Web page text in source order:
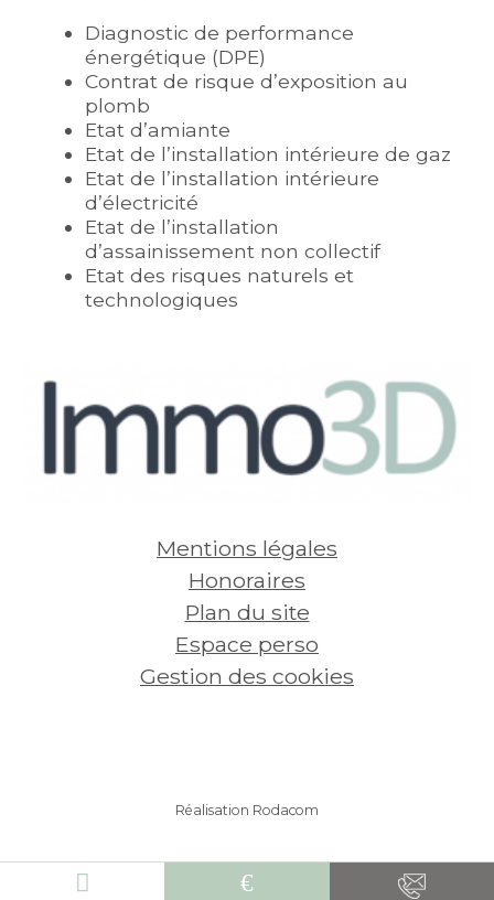
Diagnostic de performance
énergétique (DPE)
Contrat de risque d’exposition au
plomb
Etat d’amiante
Etat de l’installation intérieure de gaz
Etat de l’installation intérieure
d’électricité
Etat de l’installation
d’assainissement non collectif
Etat des risques naturels et
technologiques
Mentions légales
Honoraires
Plan du site
Espace perso
Gestion des cookies
Réalisation Rodacom